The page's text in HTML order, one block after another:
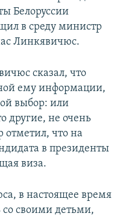
Белоруссии
в среду министр
Линкявичюс.
сказал, что
ему информации,
выбор: или
другие, не очень
что на
в президенты
виза.
в настоящее время
со своими детьми,